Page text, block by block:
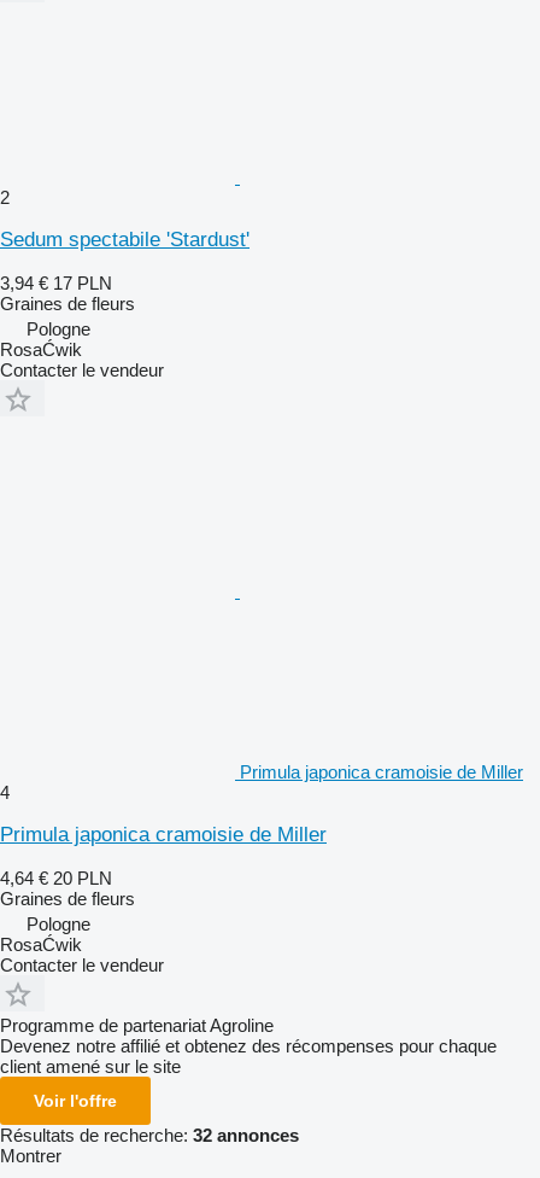
2
Sedum spectabile 'Stardust'
3,94 € 17 PLN
Graines de fleurs
Pologne
RosaĆwik
Contacter le vendeur
Primula japonica cramoisie de Miller
4
Primula japonica cramoisie de Miller
4,64 € 20 PLN
Graines de fleurs
Pologne
RosaĆwik
Contacter le vendeur
Programme de partenariat Agroline
Devenez notre affilié et obtenez des récompenses pour chaque
client amené sur le site
Voir l'offre
Résultats de recherche: 32 annonces
Montrer